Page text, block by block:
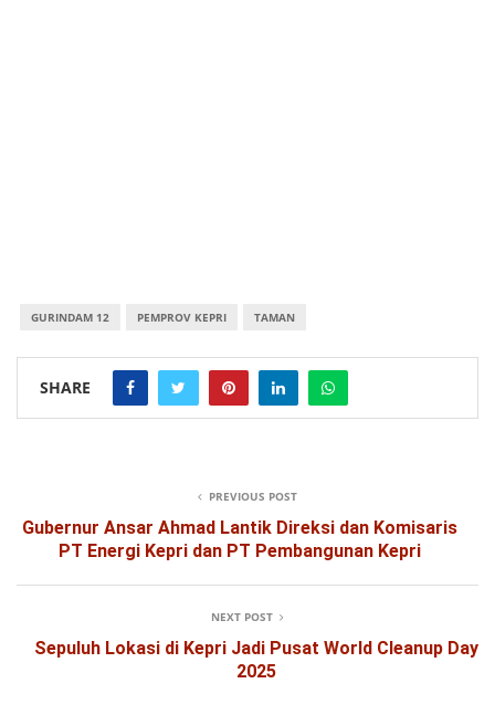
GURINDAM 12 PEMPROV KEPRI TAMAN
SHARE
PREVIOUS POST
Gubernur Ansar Ahmad Lantik Direksi dan Komisaris
PT Energi Kepri dan PT Pembangunan Kepri
NEXT POST
Sepuluh Lokasi di Kepri Jadi Pusat World Cleanup Day
2025